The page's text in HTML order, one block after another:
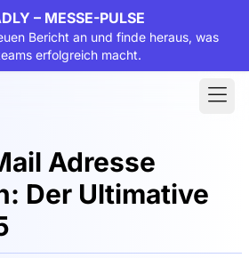
– MESSE-PULSE
Bericht an und finde heraus, was
erfolgreich macht.
Adresse
Der Ultimative